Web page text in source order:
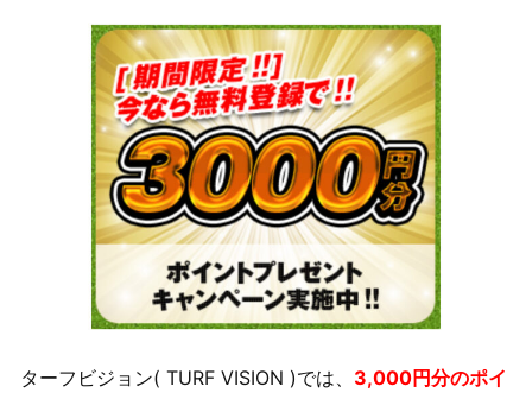
ターフビジョン( TURF VISION )では、 3,000円分のポイ